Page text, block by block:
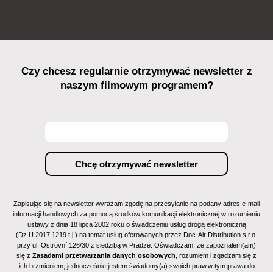
Czy chcesz regularnie otrzymywać newsletter z
naszym filmowym programem?
Zapisując się na newsletter wyrażam zgodę na przesyłanie na podany adres e-mail
informacji handlowych za pomocą środków komunikacji elektronicznej w rozumieniu
ustawy z dnia 18 lipca 2002 roku o świadczeniu usług drogą elektroniczną
(Dz.U.2017.1219 t.j.) na temat usług oferowanych przez Doc-Air Distribution s.r.o.
przy ul. Ostrovní 126/30 z siedzibą w Pradze. Oświadczam, że zapoznałem(am)
się z Zasadami przetwarzania danych osobowych , rozumiem i zgadzam się z
ich brzmieniem, jednocześnie jestem świadomy(a) swoich praw,w tym prawa do